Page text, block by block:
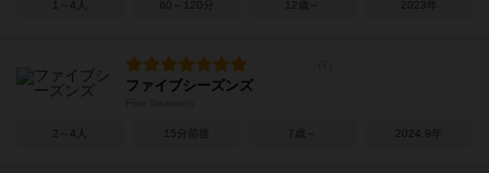
1～4人 60～120分 12歳～ 2023年
ファイブシーズンズ
2～4人 15分前後 7歳～ 2024.9年